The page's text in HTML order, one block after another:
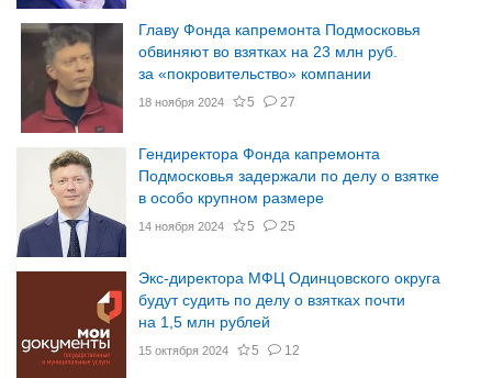
Главу Фонда капремонта Подмосковья
обвиняют во взятках на 23 млн руб.
за «покровительство» компании
18 ноября 2024 5 27
Гендиректора Фонда капремонта
Подмосковья задержали по делу о взятке
в особо крупном размере
14 ноября 2024 5 25
Экс-директора МФЦ Одинцовского округа
будут судить по делу о взятках почти
на 1,5 млн рублей
15 октября 2024 5 12